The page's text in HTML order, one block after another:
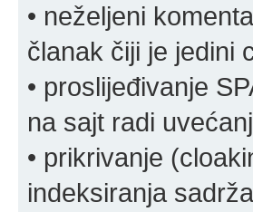
• neželjeni
članak čiji je jedini
• proslijeđivanje
na sajt radi
• prikrivanje
indeksiranja